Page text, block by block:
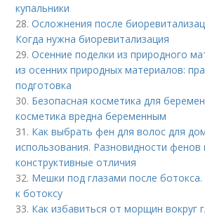
купальники
28.Осложнения после
Когда нужна биоревитализация
29.Осенние поделки из природного
из осенних природных материалов:
подготовка
30. Безопасная косметика для
косметика вредна беременным
31. Как выбрать фен для волос для
использования. Разновидности фенов
конструктивные отличия
32. Мешки под глазами после
к ботоксу
33. Как избавиться от морщин вокруг